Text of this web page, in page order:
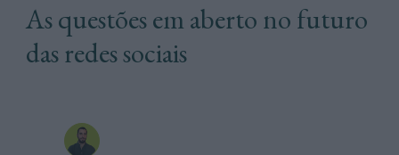
As questões em aberto no futuro
das redes sociais